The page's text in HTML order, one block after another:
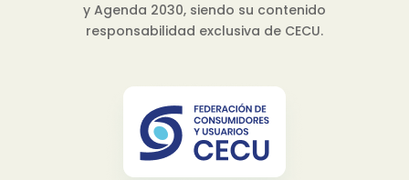
y Agenda 2030, siendo su contenido
responsabilidad exclusiva de CECU.